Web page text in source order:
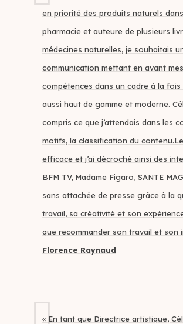
en priorité des produits naturels
pharmacie et auteure de plusieurs
médecines naturelles, je souhaitais
communication mettant en avant mes
compétences dans un cadre à la fois
aussi haut de gamme et moderne.
compris ce que j’attendais dans les
motifs, la classification du
efficace et j’ai décroché ainsi des
BFM TV, Madame Figaro, SANTE
sans attachée de presse grâce à la
travail, sa créativité et son
que recommander son travail et son
Florence Raynaud
« En tant que Directrice artistique,